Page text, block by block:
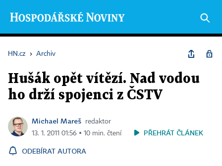
HN.cz › Archiv
Hušák opět vítězí. Nad vodou
ho drží spojenci z ČSTV
Michael Mareš
redaktor
13. 1. 2011 01:56 ▪ 10 min. čtení
PŘEHRÁT ČLÁNEK
ODEBÍRAT AUTORA